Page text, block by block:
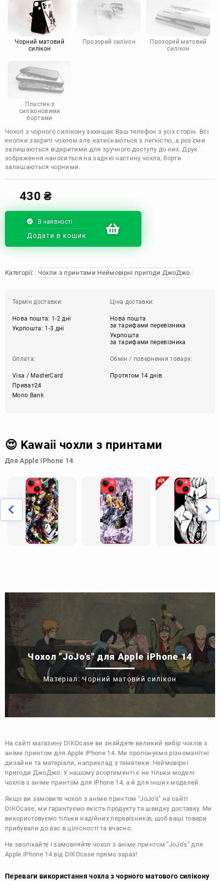
Motorola
Чорний матовий
силікон
Прозорий силікон
Прозорий матовий
силікон
Пластик з
силіконовими
бортами
Чохол з чорного силікону захищає Ваш телефон з усіх сторін. Всі
кнопки закриті чохлом але натискаються з легкістю, а роз'єми
залишаються відкритими для зручного доступу до них. Друк
зображення наноситься на задню частину чохла, борти
залишаються чорними.
430₴
В наявності
Додати в кошик
Категорії: Чохли з принтами Неймовірні пригоди ДжоДжо
Термін доставки:
Нова пошта: 1-2 дні
Укрпошта: 1-3 дні
Ціна доставки:
Нова пошта
за тарифами перевізника
Укрпошта
за тарифами перевізника
Оплата:
Visa / MasterCard
Приват24
Mono Bank
Обмін / повернення товару:
Протягом 14 днів
😍 Kawaii чохли з принтами
Для Apple iPhone 14
Чохол "JoJo’s" для Apple iPhone 14
Матеріал: Чорний матовий силікон
На сайті магазину DIKOcase ви знайдете великий вибір чохлів з
аніме принтом для Apple iPhone 14. Ми пропонуємо різноманітні
дизайни та матеріали, наприклад з тематики: Неймовірні
пригоди ДжоДжо. У нашому асортименті є не тільки моделі
чохлів з аніме принтом для iPhone 14, а й для інших моделей.
Якщо ви замовите чохол з аніме принтом "JoJo’s" на сайті
DIKOcase, ми гарантуємо якість продукту та швидку доставку. Ми
використовуємо тільки надійних перевізників, щоб ваші товари
прибували до вас в цілісності та вчасно.
Не зволікайте і замовляйте чохол з аніме принтом "JoJo’s" для
Apple iPhone 14 від DIKOcase прямо зараз!
Переваги використання чохла з чорного матового силікону